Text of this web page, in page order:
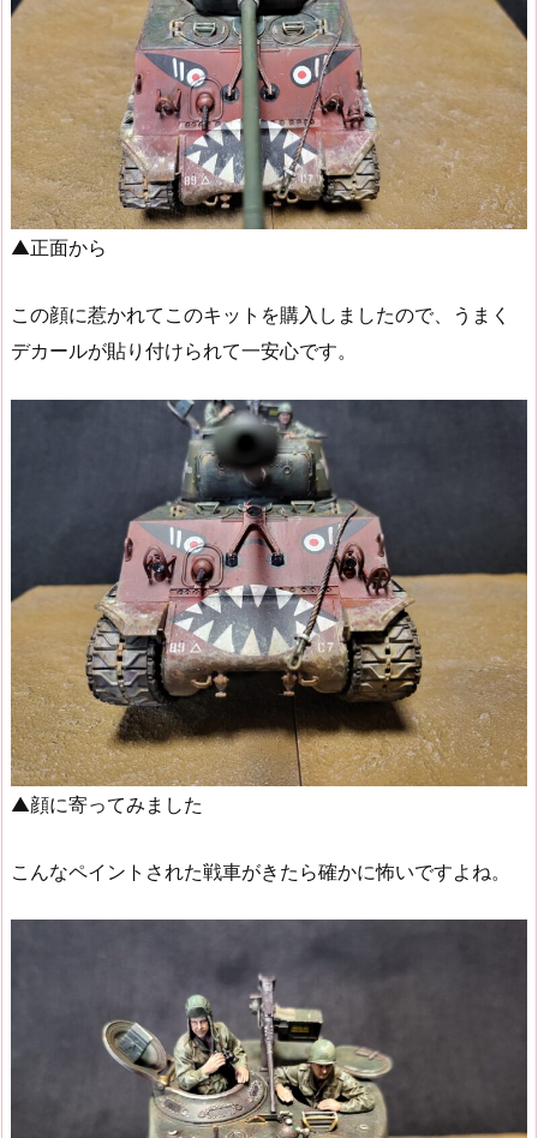
▲正面から
この顔に惹かれてこのキットを購入しましたので、うまく
デカールが貼り付けられて一安心です。
▲顔に寄ってみました
こんなペイントされた戦車がきたら確かに怖いですよね。